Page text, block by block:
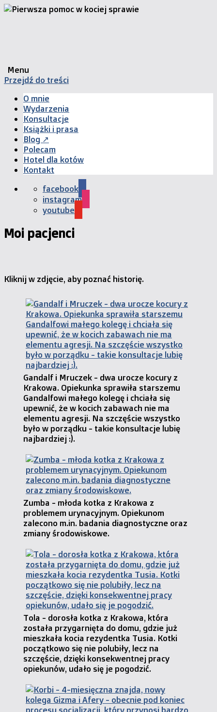
Menu
Przejdź do treści
O mnie
Wydarzenia
Konsultacje
Książki i prasa
Blog ↗
Polecam
Hotel dla kotów
Kontakt
facebook
instagram
youtube
Moi pacjenci
Kliknij w zdjęcie, aby poznać historię.
Gandalf i Mruczek - dwa urocze kocury z
Krakowa. Opiekunka sprawiła starszemu
Gandalfowi małego kolegę i chciała się
upewnić, że w kocich zabawach nie ma
elementu agresji. Na szczęście wszystko
było w porządku - takie konsultacje lubię
najbardziej :).
Zumba - młoda kotka z Krakowa z
problemem urynacyjnym. Opiekunom
zalecono m.in. badania diagnostyczne oraz
zmiany środowiskowe.
Tola - dorosła kotka z Krakowa, która
została przygarnięta do domu, gdzie już
mieszkała kocia rezydentka Tusia. Kotki
początkowo się nie polubiły, lecz na
szczęście, dzięki konsekwentnej pracy
opiekunów, udało się je pogodzić.